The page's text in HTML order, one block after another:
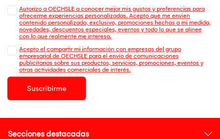
Autorizo a OECHSLE a conocer mejor mis gustos y preferencias para
ofrecerme experiencias personalizadas. Acepto que me envien
contenido personalizado, exclusivo, promociones hechas a mi medida,
novedades, descuentos especiales, eventos y todo lo que se alinee
con lo que realmente me interesa.
Acepto el compartir mi información con empresas del grupo
empresarial de OECHSLE para el envío de comunicaciones
publicitarias sobre sus productos, servicios, promociones, eventos y
otras actividades comerciales de interés.
Suscribirme
Secciones destacadas